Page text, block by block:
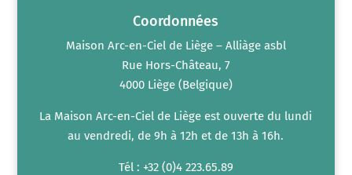
Coordonnées
Maison Arc-en-Ciel de Liège – Alliàge asbl
Rue Hors-Château, 7
4000 Liège (Belgique)
La Maison Arc-en-Ciel de Liège est ouverte du lundi
au vendredi, de 9h à 12h et de 13h à 16h.
Tél : +32 (0)4 223.65.89